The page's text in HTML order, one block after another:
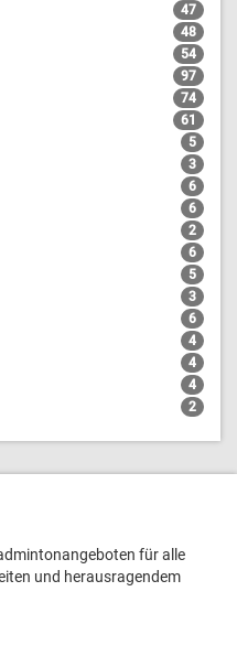
47
48
54
97
74
61
5
3
6
6
2
6
5
3
6
4
4
4
2
für alle
und heraus­ragendem